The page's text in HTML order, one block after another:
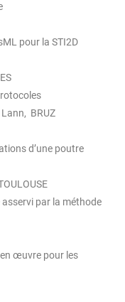
pour la STI2D
Lann, BRUZ
d’une poutre
par la méthode
œuvre pour les